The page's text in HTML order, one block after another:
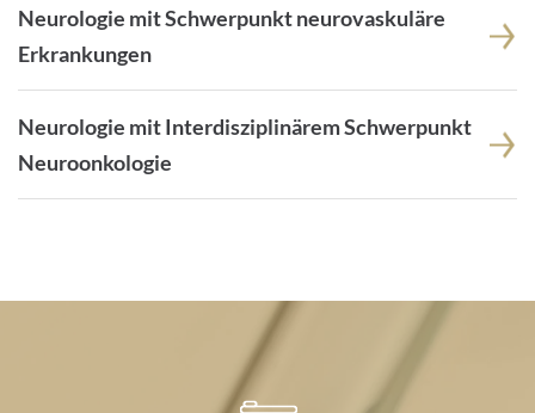
Neurologie mit Schwerpunkt neurovaskuläre
Erkrankungen
Neurologie mit Interdisziplinärem Schwerpunkt
Neuroonkologie